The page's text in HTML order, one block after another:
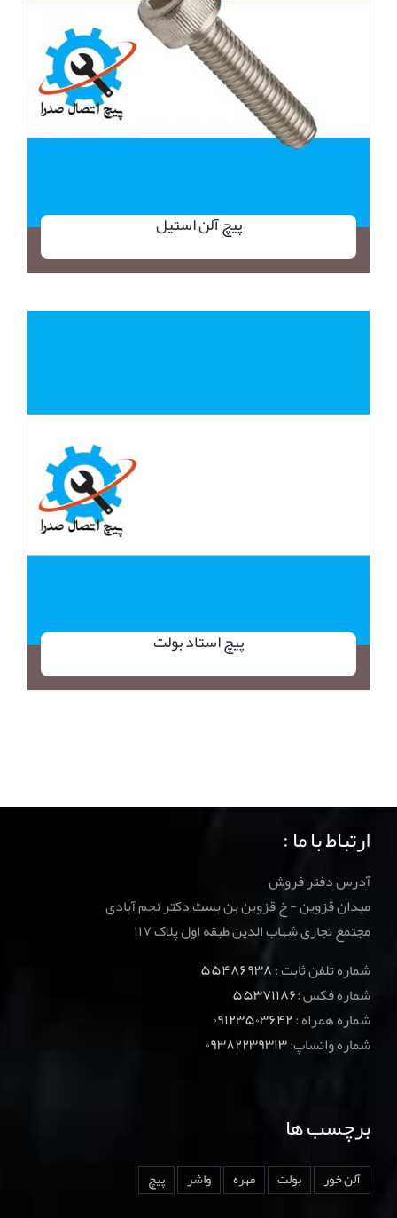
پیچ آلن استیل
پیچ استاد بولت
ارتباط با ما :
آدرس دفتر فروش
میدان قزوین - خ قزوین بن بست دکتر نجم آبادی
مجتمع تجاری شهاب الدین طبقه اول پلاک ۱۱۷
شماره تلفن ثابت :۵۵۴۸۶۹۳۸
شماره فکس :۵۵۳۷۱۱۸۶
شماره همراه :۰۹۱۲۳۵۰۳۶۴۲
شماره واتساپ:۰۹۳۸۲۲۳۹۳۱۳
برچسب ها
آلن خور بولت مهره واشر پیچ